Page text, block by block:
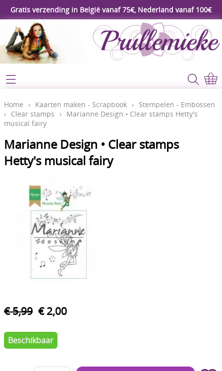
Gratis verzending in België vanaf 75€, Nederland vanaf 100€
Webshop
Koopjeshoek
****Nieuw****
Workshop
Gereedschap
Papier - karton - enveloppen
Kaarten maken - Scrapbook
Boetseren - Modelleren
Verf en Co°
Bullet Journalling
Haken - Vilt
Basis
Home
Contact
Home › Kaarten maken - Scrapbook › Stempelen - Embossen
› Clear stamps › Marianne Design • Clear stamps Hetty's
musical fairy
Marianne Design • Clear stamps
Hetty's musical fairy
€ 5,99 € 2,00
Beschikbaar